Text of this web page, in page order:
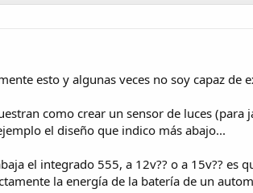
esto y algunas veces no soy capaz de
como crear un sensor de luces
el diseño que indico más abajo...
el integrado 555, a 12v?? o a 15v?? es
la energía de la batería de un